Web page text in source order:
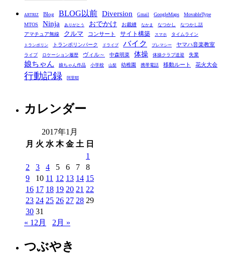
ゴ
リ
ー
ARTRIZ Blog BLOG以前 Diversion Gmail GoogleMaps
MovableType
MTOS
Ninja ありがとう おでかけ お裁縫 なかま なつかし なつかし話
アマチュア無線 クルマ コンサート サイト構築 スマホ タイムライン
トランポリン トランポリンパーク ドライブ バイク プレマシー ヤマハ音楽教室
ライブ ロケーション履歴 ヴィル～ 中森明菜 体操 体操クラブ送迎 失業
娘ちゃん 娘ちゃん作品 小学校 山梨 幼稚園 携帯電話 移動ルート 花火大会
行動記録 阿里耶
カレンダー
2017年1月
月 火 水 木 金 土 日
1
2
3 4 5 6 7
8
9
10 11 12 13 14 15
16 17 18 19 20 21 22
23 24 25 26 27 28 29
30 31
« 12月
2月 »
つぶやき